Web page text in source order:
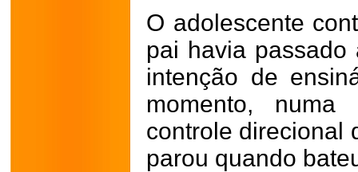
O adolescente
pai havia
intenção de
momento,
controle direcional
parou quando